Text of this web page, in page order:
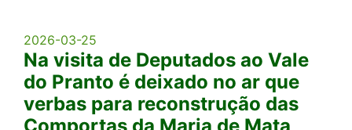
2026-03-25
Na visita de Deputados ao Vale
do Pranto é deixado no ar que
verbas para reconstrução das